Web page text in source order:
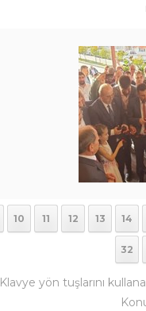
10 11 12 13 14
32
Klavye yön tuşlarını